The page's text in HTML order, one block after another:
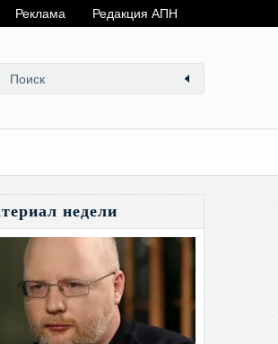
Реклама Редакция АПН
недели